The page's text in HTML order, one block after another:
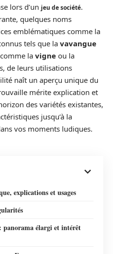
lors d’un jeu de société.
quelques noms
emblématiques comme la
tels que la vavangue
la vigne ou la
de leurs utilisations
naît un aperçu unique du
mérite explication et
des variétés existantes,
jusqu’à la
vos moments ludiques.
explications et usages
élargi et intérêt